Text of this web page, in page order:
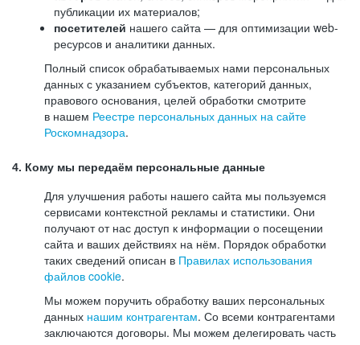
публикации их материалов;
посетителей нашего сайта — для оптимизации web-
ресурсов и аналитики данных.
Полный список обрабатываемых нами персональных
данных с указанием субъектов, категорий данных,
правового основания, целей обработки смотрите
в нашем Реестре персональных данных на сайте
Роскомнадзора.
4. Кому мы передаём персональные данные
Для улучшения работы нашего сайта мы пользуемся
сервисами контекстной рекламы и статистики. Они
получают от нас доступ к информации о посещении
сайта и ваших действиях на нём. Порядок обработки
таких сведений описан в Правилах использования
файлов cookie.
Мы можем поручить обработку ваших персональных
данных нашим контрагентам. Со всеми контрагентами
заключаются договоры. Мы можем делегировать часть